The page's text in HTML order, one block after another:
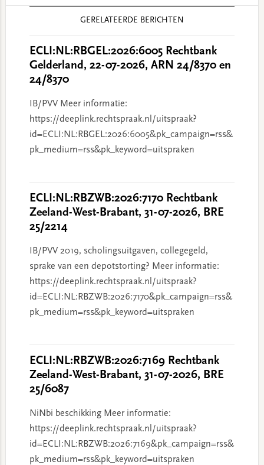
GERELATEERDE BERICHTEN
ECLI:NL:RBGEL:2026:6005 Rechtbank
Gelderland, 22-07-2026, ARN 24/8370 en
24/8370
IB/PVV Meer informatie:
https://deeplink.rechtspraak.nl/uitspraak?
id=ECLI:NL:RBGEL:2026:6005&pk_campaign=rss&
pk_medium=rss&pk_keyword=uitspraken
ECLI:NL:RBZWB:2026:7170 Rechtbank
Zeeland-West-Brabant, 31-07-2026, BRE
25/2214
IB/PVV 2019, scholingsuitgaven, collegegeld,
sprake van een depotstorting? Meer informatie:
https://deeplink.rechtspraak.nl/uitspraak?
id=ECLI:NL:RBZWB:2026:7170&pk_campaign=rss&
pk_medium=rss&pk_keyword=uitspraken
ECLI:NL:RBZWB:2026:7169 Rechtbank
Zeeland-West-Brabant, 31-07-2026, BRE
25/6087
NiNbi beschikking Meer informatie:
https://deeplink.rechtspraak.nl/uitspraak?
id=ECLI:NL:RBZWB:2026:7169&pk_campaign=rss&
pk_medium=rss&pk_keyword=uitspraken